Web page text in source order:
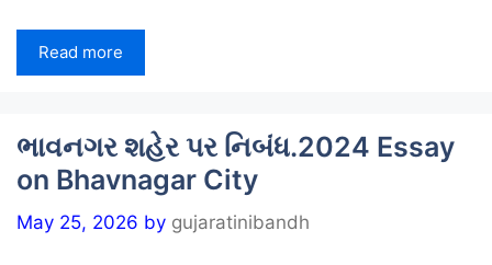
Read more
ભાવનગર શહેર પર નિબંધ.2024 Essay
on Bhavnagar City
May 25, 2026 by gujaratinibandh